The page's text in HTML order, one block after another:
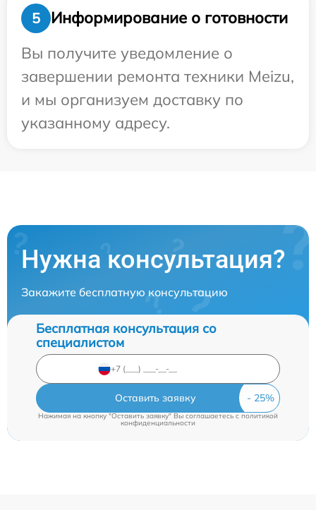
5
Информирование о готовности
Вы получите уведомление о
завершении ремонта техники Meizu,
и мы организуем доставку по
указанному адресу.
Нужна консультация?
Закажите бесплатную консультацию
Бесплатная консультация со
специалистом
Оставить заявку
Нажимая на кнопку "Оставить заявку" Вы соглашаетесь cполитикой
конфиденциальности